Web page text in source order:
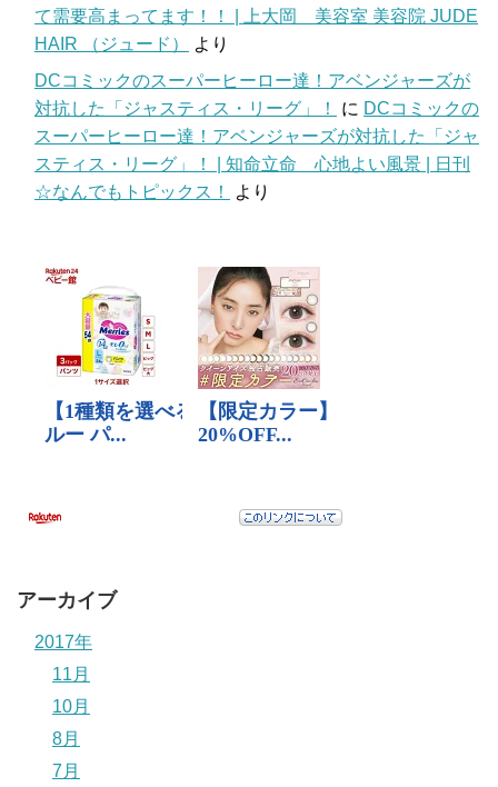
て需要高まってます！！ | 上大岡 美容室 美容院 JUDE
HAIR （ジュード）
より
DCコミックのスーパーヒーロー達！アベンジャーズが
対抗した「ジャスティス・リーグ」！
に DCコミックの
スーパーヒーロー達！アベンジャーズが対抗した「ジャ
スティス・リーグ」！ | 知命立命 心地よい風景 | 日刊
☆なんでもトピックス！
より
アーカイブ
2017年
11月
10月
8月
7月